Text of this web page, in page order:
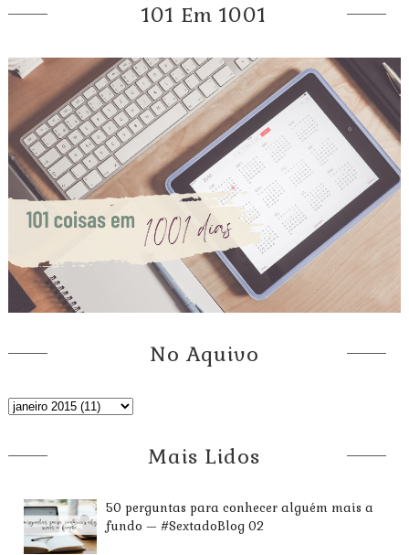
101 Em 1001
No Aquivo
Mais Lidos
50 perguntas para conhecer alguém mais a
fundo — #SextadoBlog 02